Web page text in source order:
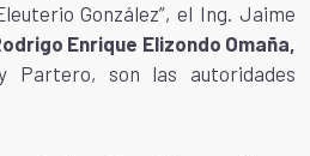
González”, el Ing. Jaime
Enrique Elizondo Omaña,
Partero, son las autoridades